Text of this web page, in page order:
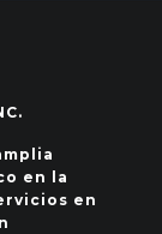
en la
en